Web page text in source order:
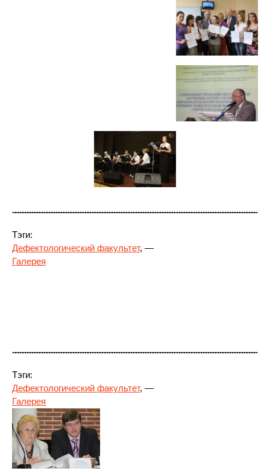
Тэги:
Дефектологический факультет, —
Галерея
Тэги:
Дефектологический факультет, —
Галерея